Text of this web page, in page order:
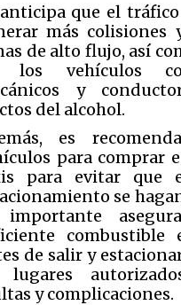
que el
más colisiones
de alto flujo, así
los vehículos
y
del alcohol.
es
para comprar
para evitar que
se
importante
combustible
de salir y
lugares
y complicaciones.